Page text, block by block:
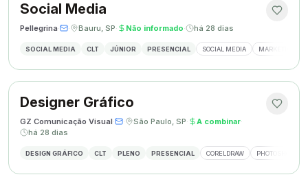
Social Media
Pellegrina· · Bauru, SP· Não informado· há 28 dias
SOCIAL MEDIA CLT JÚNIOR PRESENCIAL SOCIAL MEDIA MARKETING
Designer Gráfico
GZ Comunicação Visual· · São Paulo, SP· A combinar·
há 28 dias
DESIGN GRÁFICO CLT PLENO PRESENCIAL CORELDRAW PHOTOSHOP